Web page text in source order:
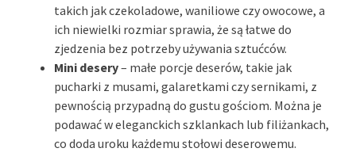
takich jak czekoladowe, waniliowe czy owocowe, a
ich niewielki rozmiar sprawia, że są łatwe do
zjedzenia bez potrzeby używania sztućców.
Mini desery– małe porcje deserów, takie jak
pucharki z musami, galaretkami czy sernikami, z
pewnością przypadną do gustu gościom. Można je
podawać w eleganckich szklankach lub filiżankach,
co doda uroku każdemu stołowi deserowemu.